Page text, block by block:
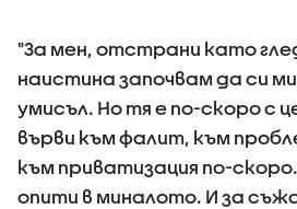
"За мен, отстрани като
наистина започвам да си
умисъл. Но тя е по-скоро с
върви към фалит, към
към приватизация по-
опити в миналото. И за